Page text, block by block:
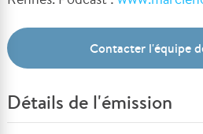
Contacter l'équipe
Détails de l'émission